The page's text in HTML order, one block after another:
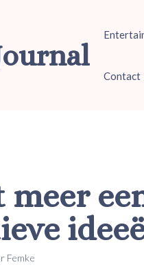
Contact
meer
Femke